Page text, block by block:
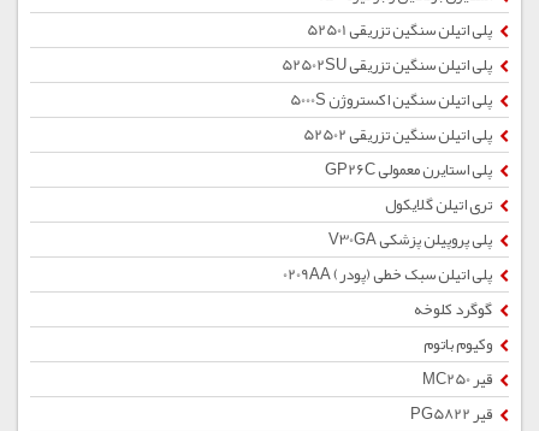
پلی اتیلن سنگین تزریقی 52501
پلی اتیلن سنگین تزریقی 52502SU
پلی اتیلن سنگین اکستروژن 5000S
پلی اتیلن سنگین تزریقی 52502
پلی استایرن معمولی GP26C
تری اتیلن گلایکول
پلی پروپیلن پزشکی V30GA
پلی اتیلن سبک خطی (پودر) 0209AA
گوگرد کلوخه
وکیوم باتوم
قیر MC250
قیر PG5822